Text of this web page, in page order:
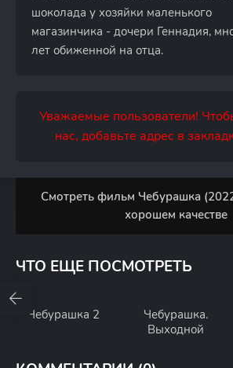
шоколада у хозяйки маленького
магазинчика - дочери Геннадия,
лет обиженной на отца.
Уважаемые пользователи!
нас, добавьте адрес в
Смотреть фильм Чебурашка
хорошем качестве
ЧТО ЕЩЕ ПОСМОТРЕТЬ
Чебурашка 2
Чебурашка.
Выходной